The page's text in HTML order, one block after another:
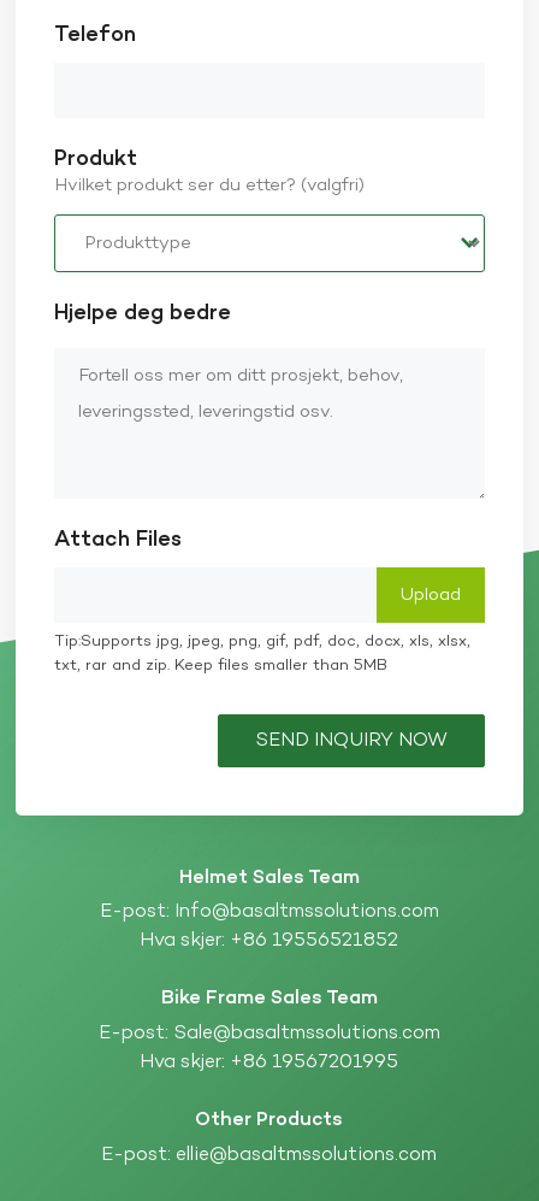
Telefon
Produkt
Hvilket produkt ser du etter? (valgfri)
Hjelpe deg bedre
Attach Files
Tip:Supports jpg, jpeg, png, gif, pdf, doc, docx, xls, xlsx,
txt, rar and zip. Keep files smaller than 5MB
SEND INQUIRY NOW
Helmet Sales Team
E-post: Info@basaltmssolutions.com
Hva skjer: +86 19556521852
Bike Frame Sales Team
E-post: Sale@basaltmssolutions.com
Hva skjer: +86 19567201995
Other Products
E-post: ellie@basaltmssolutions.com